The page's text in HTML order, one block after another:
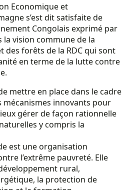
Economique et
s’est dit satisfaite de
Congolais exprimé par
la vision commune de la
des forêts de la RDC qui sont
en terme de la lutte contre
mettre en place dans le cadre
innovants pour
gérer de façon rationnelle
y compris la
est une organisation
l’extrême pauvreté. Elle
rural,
la protection de